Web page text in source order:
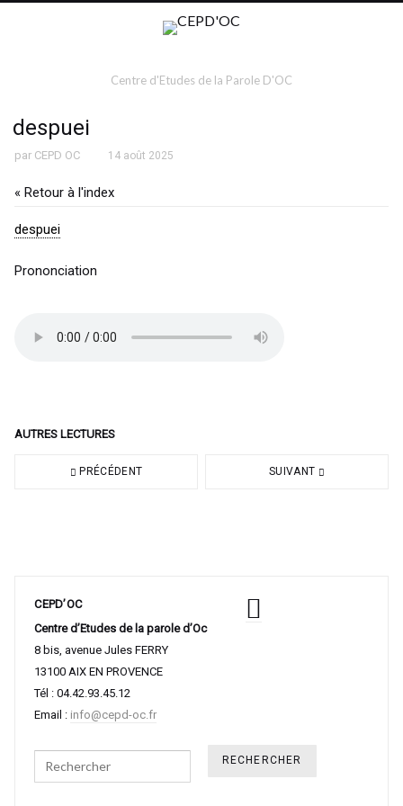
Centre d'Etudes de la Parole D'OC
despuei
par CEPD OC 14 août 2025
« Retour à l'index
despuei
Prononciation
AUTRES LECTURES
PRÉCÉDENT SUIVANT
CEPD’OC
Centre d’Etudes de la parole d’Oc
8 bis, avenue Jules FERRY
13100 AIX EN PROVENCE
Tél : 04.42.93.45.12
Email : info@cepd-oc.fr
Search